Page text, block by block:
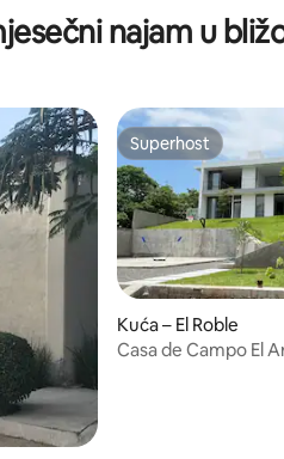
najam u
Superhost
Superhost
Kuća – El Roble
Casa de Campo El